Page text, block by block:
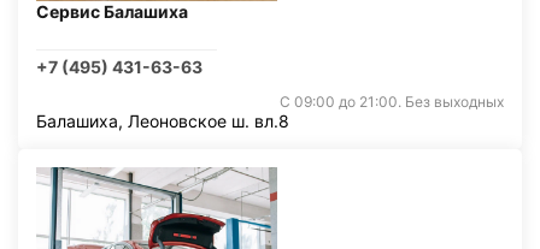
Сервис Балашиха
+7 (495) 431-63-63
С 09:00 до 21:00. Без выходных
Балашиха, Леоновское ш. вл.8